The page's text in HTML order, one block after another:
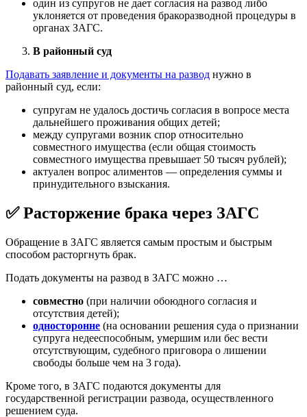
один из супругов не дает согласия на развод либо
уклоняется от проведения бракоразводной процедуры в
органах ЗАГС.
В районный суд
Подавать заявление и документы на развод нужно в
районный суд, если:
супругам не удалось достичь согласия в вопросе места
дальнейшего проживания общих детей;
между супругами возник спор относительно
совместного имущества (если общая стоимость
совместного имущества превышает 50 тысяч рублей);
актуален вопрос алиментов — определения суммы и
принудительного взыскания.
✅ Расторжение брака через ЗАГС
Обращение в ЗАГС является самым простым и быстрым
способом расторгнуть брак.
Подать документы на развод в ЗАГС можно …
совместно (при наличии обоюдного согласия и
отсутствия детей);
односторонне (на основании решения суда о признании
супруга недееспособным, умершим или бес вести
отсутствующим, судебного приговора о лишении
свободы больше чем на 3 года).
Кроме того, в ЗАГС подаются документы для
государственной регистрации развода, осуществленного
решением суда.